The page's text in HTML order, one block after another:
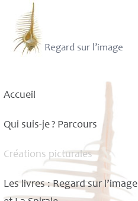
Regard sur l’image
Accueil
Qui suis-je? Parcours
Créations picturales
Les livres : Regard sur l’image